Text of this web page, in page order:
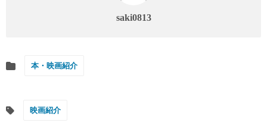
saki0813
本・映画紹介
映画紹介